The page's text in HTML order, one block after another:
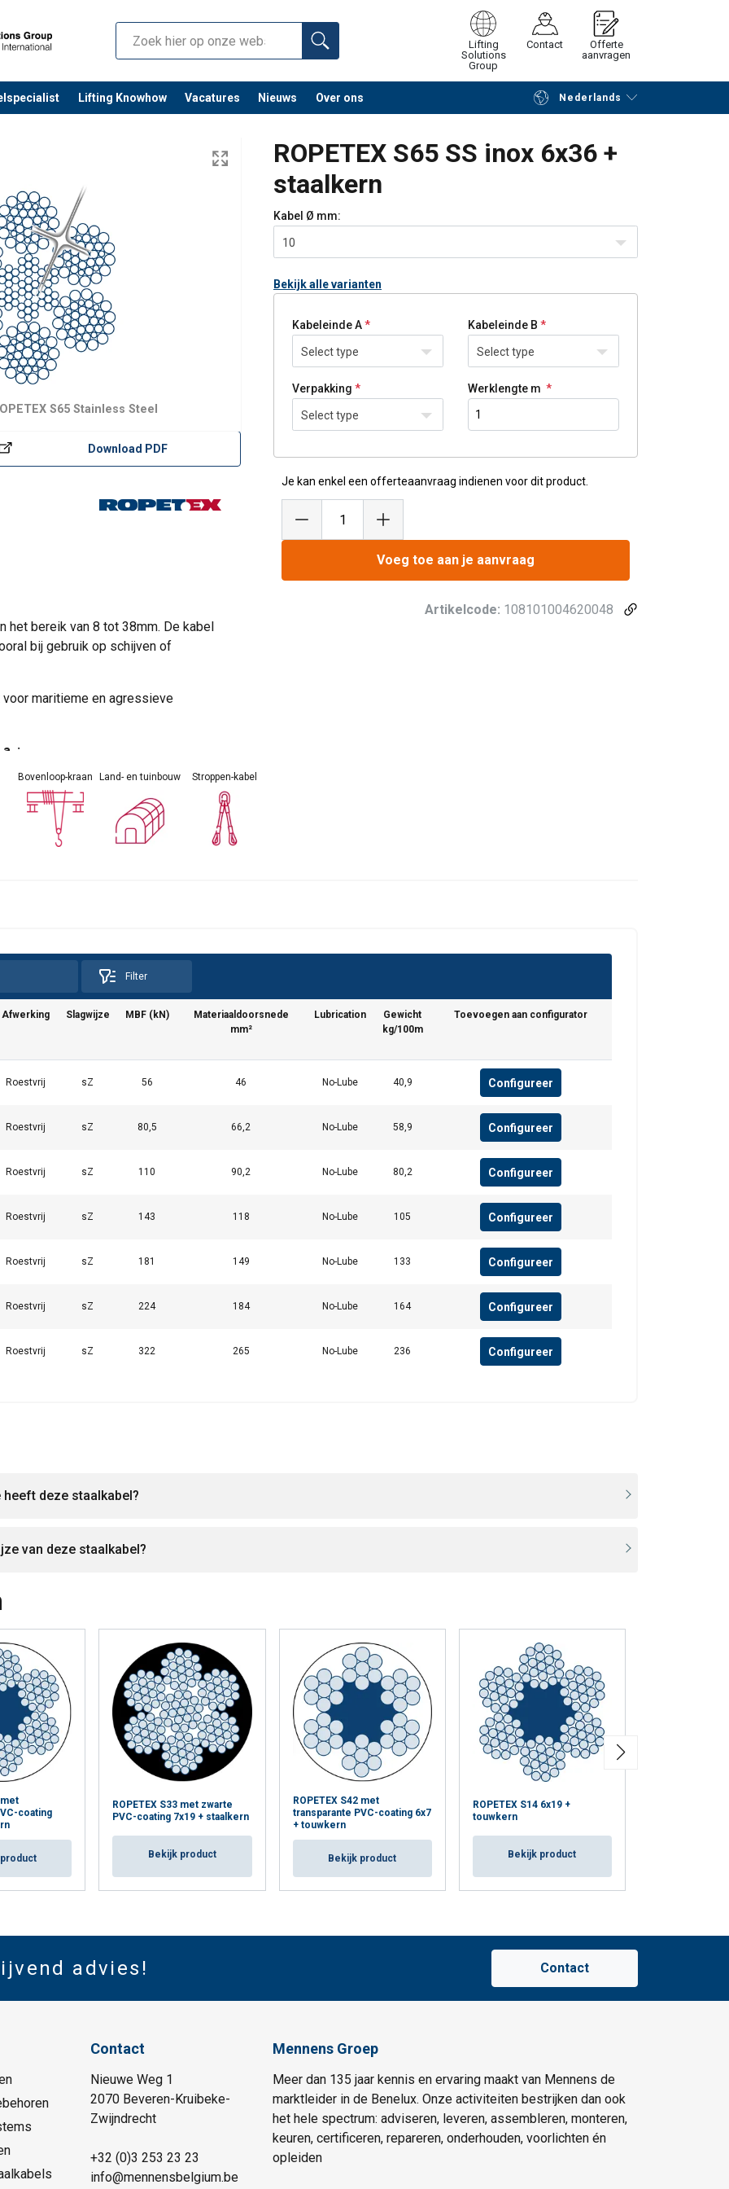
Lifting
Solutions
Group
Contact
Offerte
aanvragen
Lifting Knowhow Vacatures Nieuws Over ons Nederlands
Verder winkelen Vraag offerte aan
ROPETEX S65 SS inox 6x36 +
staalkern
S65 Stainless Steel
Download PDF
het bereik van 8 tot 38mm. De kabel
bij gebruik op schijven of
maritieme en agressieve
:
Kabel Ø mm:
10
Bekijk alle varianten
Kabeleinde A
Select type
Kabeleinde B
Select type
Verpakking
Select type
Werklengte m
Je kan enkel een offerteaanvraag indienen voor dit product.
Voeg toe aan je aanvraag
Artikelcode: 108101004620048
Bovenloop-kraan Land- en tuinbouw Stroppen-kabel
Filter
Afwerking Slagwijze MBF (kN)
Materiaaldoorsnede
mm²
Lubrication
Gewicht
kg/100m
Toevoegen aan configurator
Roestvrij sZ 56 46 No-Lube 40,9 Configureer
Roestvrij sZ 80,5 66,2 No-Lube 58,9 Configureer
Roestvrij sZ 110 90,2 No-Lube 80,2 Configureer
Roestvrij sZ 143 118 No-Lube 105 Configureer
Roestvrij sZ 181 149 No-Lube 133 Configureer
Roestvrij sZ 224 184 No-Lube 164 Configureer
Roestvrij sZ 322 265 No-Lube 236 Configureer
deze staalkabel?
van deze staalkabel?
met
coating
ROPETEX S33 met zwarte
PVC-coating 7x19 + staalkern
Bekijk product
ROPETEX S42 met
transparante PVC-coating 6x7
+ touwkern
Bekijk product
ROPETEX S14 6x19 +
touwkern
Bekijk product
advies! Contact
Contact
Nieuwe Weg 1
2070 Beveren-Kruibeke-
Zwijndrecht
+32 (0)3 253 23 23
info@mennensbelgium.be
Mennens Groep
Meer dan 135 jaar kennis en ervaring maakt van Mennens de
marktleider in de Benelux. Onze activiteiten bestrijken dan ook
het hele spectrum: adviseren, leveren, assembleren, monteren,
keuren, certificeren, repareren, onderhouden, voorlichten én
opleiden
DUTCH
gebruik van cookies.
uw gebruik van onze site met onze advertentie- en analysepartners, die deze
Privacybeleid
Prestatie Functioneel
Niet-
geclassificeerd
ALLES ACCEPTEREN
ALLES AFWIJZEN
Cookie Policy